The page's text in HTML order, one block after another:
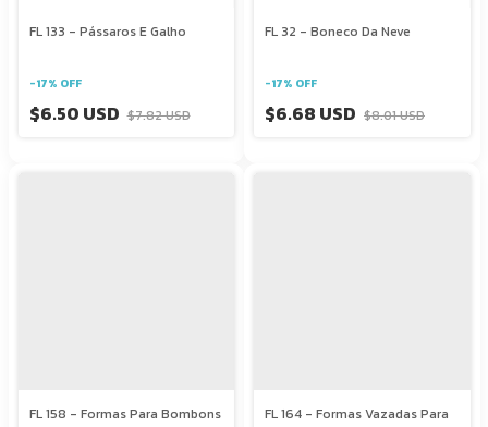
FL 133 - Pássaros E Galho
-17% OFF
$6.50 USD $7.82 USD
FL 32 - Boneco Da Neve
-17% OFF
$6.68 USD $8.01 USD
FL 158 - Formas Para Bombons
FL 164 - Formas Vazadas Para